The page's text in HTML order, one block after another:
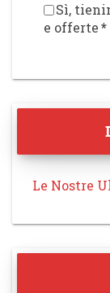
Sì,
e offerte*
Le Nostre